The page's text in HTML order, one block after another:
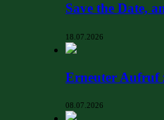
Save the Date,
18.07.2026
Erneuter Aufruf
08.07.2026